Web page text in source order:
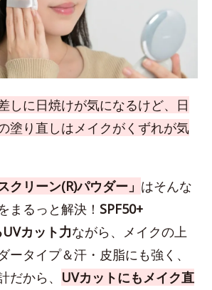
しに日焼けが気になるけど、日
塗り直しはメイクがくずれが気
クリーン(R)パウダー」 はそんな
まるっと解決！ SPF50+
カット力ながら、メイクの上
ータイプ＆汗・皮脂にも強く、
だから、 UVカットにもメイク直